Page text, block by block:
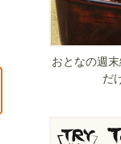
おとなの週
だ